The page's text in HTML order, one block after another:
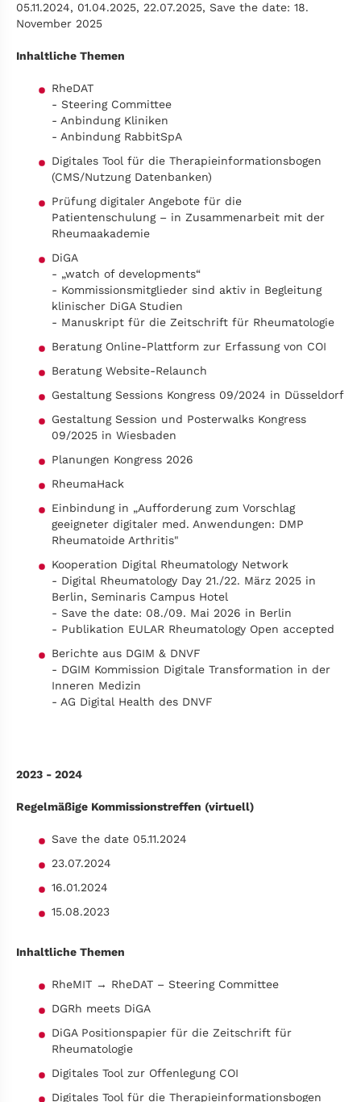
05.11.2024, 01.04.2025, 22.07.2025, Save the date: 18.
November 2025
Inhaltliche Themen
RheDAT
- Steering Committee
- Anbindung Kliniken
- Anbindung RabbitSpA
Digitales Tool für die Therapieinformationsbogen
(CMS/Nutzung Datenbanken)
Prüfung digitaler Angebote für die
Patientenschulung – in Zusammenarbeit mit der
Rheumaakademie
DiGA
- „watch of developments“
- Kommissionsmitglieder sind aktiv in Begleitung
klinischer DiGA Studien
- Manuskript für die Zeitschrift für Rheumatologie
Beratung Online-Plattform zur Erfassung von COI
Beratung Website-Relaunch
Gestaltung Sessions Kongress 09/2024 in Düsseldorf
Gestaltung Session und Posterwalks Kongress
09/2025 in Wiesbaden
Planungen Kongress 2026
RheumaHack
Einbindung in „Aufforderung zum Vorschlag
geeigneter digitaler med. Anwendungen: DMP
Rheumatoide Arthritis"
Kooperation Digital Rheumatology Network
- Digital Rheumatology Day 21./22. März 2025 in
Berlin, Seminaris Campus Hotel
- Save the date: 08./09. Mai 2026 in Berlin
- Publikation EULAR Rheumatology Open accepted
Berichte aus DGIM & DNVF
- DGIM Kommission Digitale Transformation in der
Inneren Medizin
- AG Digital Health des DNVF
2023 - 2024
Regelmäßige Kommissionstreffen (virtuell)
Save the date 05.11.2024
23.07.2024
16.01.2024
15.08.2023
Inhaltliche Themen
RheMIT → RheDAT – Steering Committee
DGRh meets DiGA
DiGA Positionspapier für die Zeitschrift für
Rheumatologie
Digitales Tool zur Offenlegung COI
Digitales Tool für die Therapieinformationsbogen